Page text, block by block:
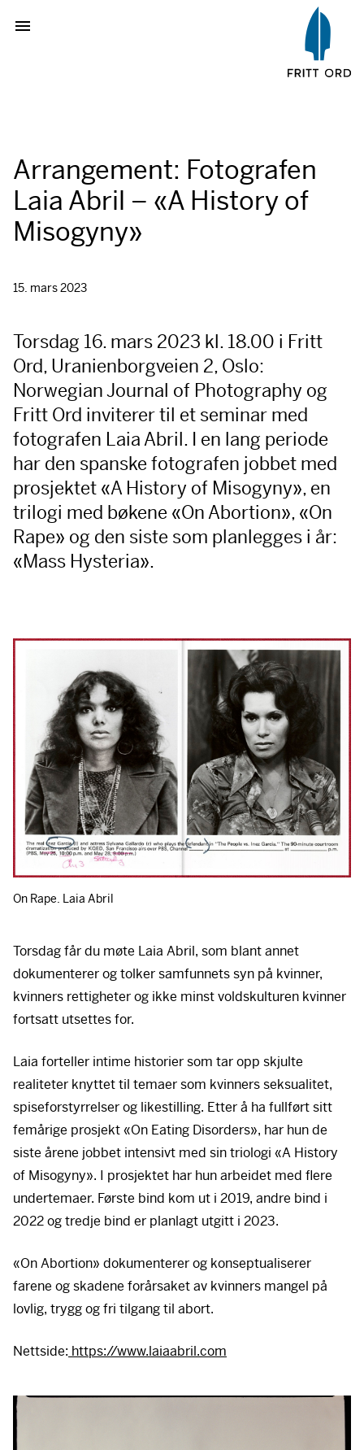
Arrangement: Fotografen
Laia Abril – «A History of
Misogyny»
15. mars 2023
Torsdag 16. mars 2023 kl. 18.00 i Fritt
Ord, Uranienborgveien 2, Oslo:
Norwegian Journal of Photography og
Fritt Ord inviterer til et seminar med
fotografen Laia Abril. I en lang periode
har den spanske fotografen jobbet med
prosjektet «A History of Misogyny», en
trilogi med bøkene «On Abortion», «On
Rape» og den siste som planlegges i år:
«Mass Hysteria».
On Rape. Laia Abril
Torsdag får du møte Laia Abril, som blant annet
dokumenterer og tolker samfunnets syn på kvinner,
kvinners rettigheter og ikke minst voldskulturen kvinner
fortsatt utsettes for.
Laia forteller intime historier som tar opp skjulte
realiteter knyttet til temaer som kvinners seksualitet,
spiseforstyrrelser og likestilling. Etter å ha fullført sitt
femårige prosjekt «On Eating Disorders», har hun de
siste årene jobbet intensivt med sin triologi «A History
of Misogyny». I prosjektet har hun arbeidet med flere
undertemaer. Første bind kom ut i 2019, andre bind i
2022 og tredje bind er planlagt utgitt i 2023.
«On Abortion» dokumenterer og konseptualiserer
farene og skadene forårsaket av kvinners mangel på
lovlig, trygg og fri tilgang til abort.
Nettside: https://www.laiaabril.com